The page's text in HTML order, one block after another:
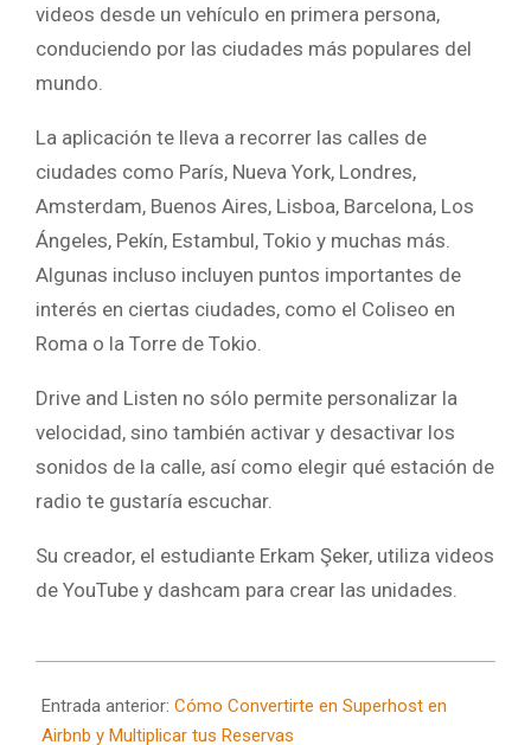
videos desde un vehículo en primera persona,
conduciendo por las ciudades más populares del
mundo.
La aplicación te lleva a recorrer las calles de
ciudades como París, Nueva York, Londres,
Amsterdam, Buenos Aires, Lisboa, Barcelona, Los
Ángeles, Pekín, Estambul, Tokio y muchas más.
Algunas incluso incluyen puntos importantes de
interés en ciertas ciudades, como el Coliseo en
Roma o la Torre de Tokio.
Drive and Listen no sólo permite personalizar la
velocidad, sino también activar y desactivar los
sonidos de la calle, así como elegir qué estación de
radio te gustaría escuchar.
Su creador, el estudiante Erkam Şeker, utiliza videos
de YouTube y dashcam para crear las unidades.
11-
05
Entrada anterior: Cómo Convertirte en Superhost en
Airbnb y Multiplicar tus Reservas